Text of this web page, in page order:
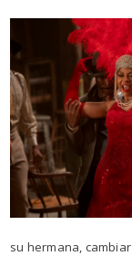
su hermana,